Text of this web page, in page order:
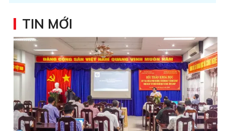
TIN MỚI